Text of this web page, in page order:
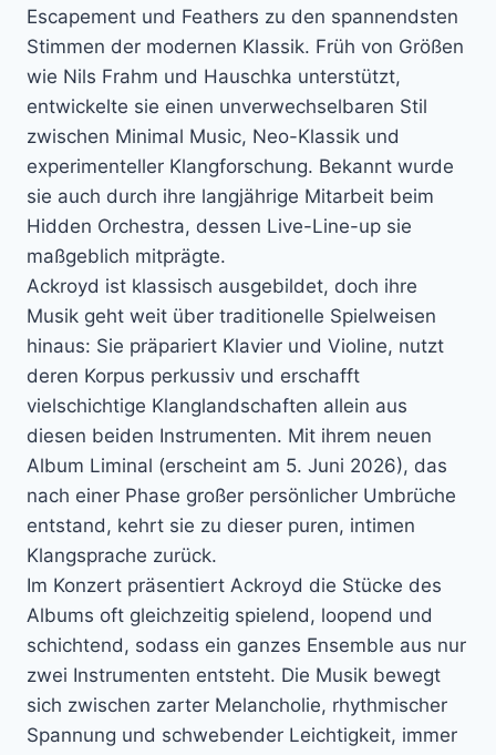
Escapement und Feathers zu den spannendsten
Stimmen der modernen Klassik. Früh von Größen
wie Nils Frahm und Hauschka unterstützt,
entwickelte sie einen unverwechselbaren Stil
zwischen Minimal Music, Neo-Klassik und
experimenteller Klangforschung. Bekannt wurde
sie auch durch ihre langjährige Mitarbeit beim
Hidden Orchestra, dessen Live-Line-up sie
maßgeblich mitprägte.
Ackroyd ist klassisch ausgebildet, doch ihre
Musik geht weit über traditionelle Spielweisen
hinaus: Sie präpariert Klavier und Violine, nutzt
deren Korpus perkussiv und erschafft
vielschichtige Klanglandschaften allein aus
diesen beiden Instrumenten. Mit ihrem neuen
Album Liminal (erscheint am 5. Juni 2026), das
nach einer Phase großer persönlicher Umbrüche
entstand, kehrt sie zu dieser puren, intimen
Klangsprache zurück.
Im Konzert präsentiert Ackroyd die Stücke des
Albums oft gleichzeitig spielend, loopend und
schichtend, sodass ein ganzes Ensemble aus nur
zwei Instrumenten entsteht. Die Musik bewegt
sich zwischen zarter Melancholie, rhythmischer
Spannung und schwebender Leichtigkeit, immer